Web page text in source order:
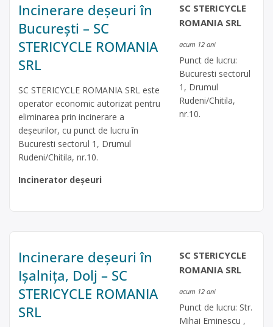
Incinerare deșeuri în
București – SC
STERICYCLE ROMANIA
SRL
SC STERICYCLE ROMANIA SRL este
operator economic autorizat pentru
eliminarea prin incinerare a
deşeurilor, cu punct de lucru în
Bucuresti sectorul 1, Drumul
Rudeni/Chitila, nr.10.
Incinerator deșeuri
SC STERICYCLE
ROMANIA SRL
acum 12 ani
Punct de lucru:
Bucuresti sectorul
1, Drumul
Rudeni/Chitila,
nr.10.
Incinerare deșeuri în
Ișalnița, Dolj – SC
STERICYCLE ROMANIA
SRL
SC STERICYCLE
ROMANIA SRL
acum 12 ani
Punct de lucru: Str.
Mihai Eminescu ,